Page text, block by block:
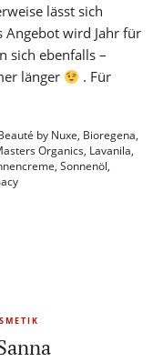
lässt sich
Angebot wird Jahr für
sich ebenfalls –
länger
. Für
by Nuxe, Bioregena,
Organics, Lavanila,
, Sonnenöl,